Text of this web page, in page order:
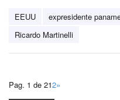
EEUU expresidente
Ricardo Martinelli
Pag. 1 de 212»